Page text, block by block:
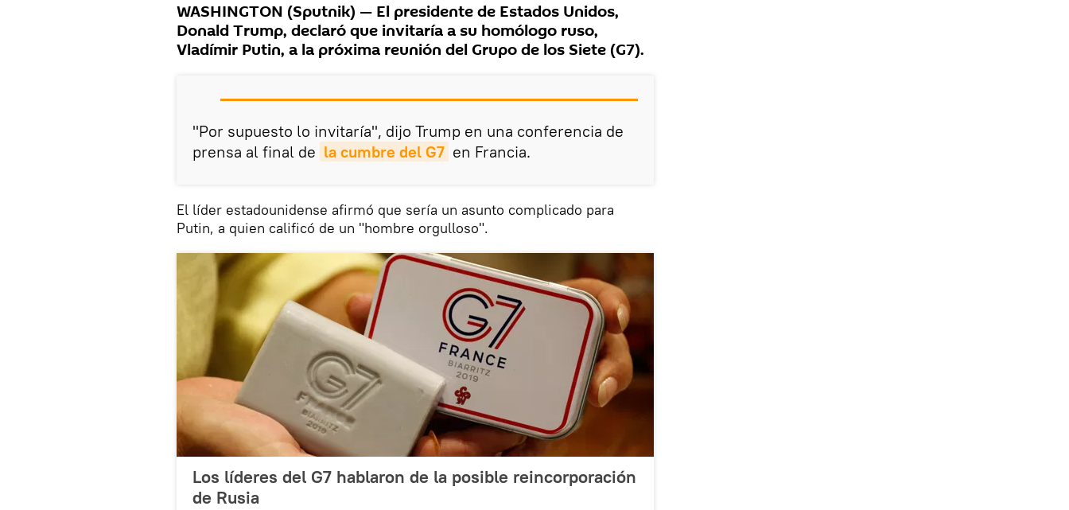
WASHINGTON (Sputnik) — El presidente de Estados Unidos,
Donald Trump, declaró que invitaría a su homólogo ruso,
Vladímir Putin, a la próxima reunión del Grupo de los Siete (G7).
"Por supuesto lo invitaría", dijo Trump en una conferencia de
prensa al final de la cumbre del G7 en Francia.
El líder estadounidense afirmó que sería un asunto complicado para
Putin, a quien calificó de un "hombre orgulloso".
Los líderes del G7 hablaron de la posible reincorporación
de Rusia